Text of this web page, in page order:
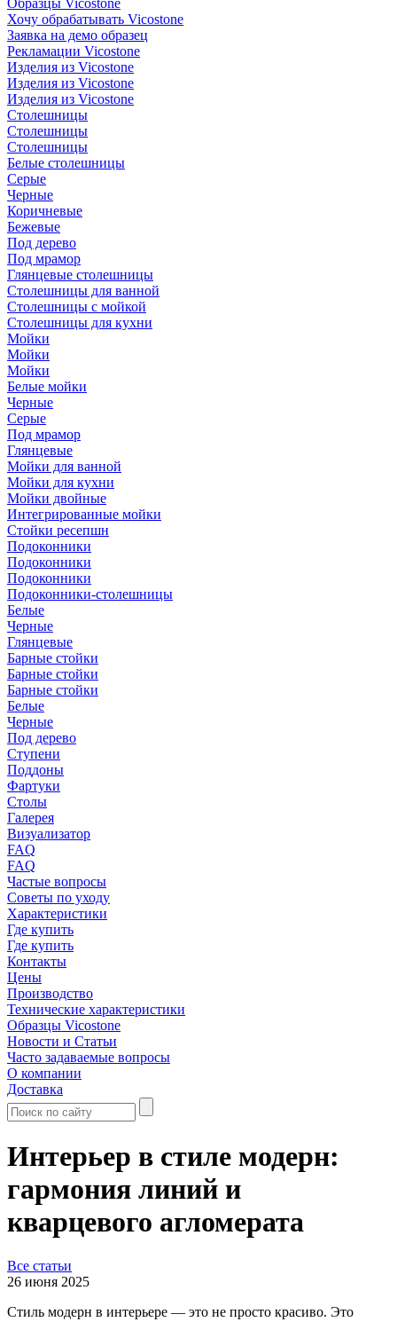
Образцы Vicostone
Хочу обрабатывать Vicostone
Заявка на демо образец
Рекламации Vicostone
Изделия из Vicostone
Изделия из Vicostone
Изделия из Vicostone
Столешницы
Столешницы
Столешницы
Белые столешницы
Серые
Черные
Коричневые
Бежевые
Под дерево
Под мрамор
Глянцевые столешницы
Столешницы для ванной
Столешницы с мойкой
Столешницы для кухни
Мойки
Мойки
Мойки
Белые мойки
Черные
Серые
Под мрамор
Глянцевые
Мойки для ванной
Мойки для кухни
Мойки двойные
Интегрированные мойки
Стойки ресепшн
Подоконники
Подоконники
Подоконники
Подоконники-столешницы
Белые
Черные
Глянцевые
Барные стойки
Барные стойки
Барные стойки
Белые
Черные
Под дерево
Ступени
Поддоны
Фартуки
Столы
Галерея
Визуализатор
FAQ
FAQ
Частые вопросы
Советы по уходу
Характеристики
Где купить
Где купить
Контакты
Цены
Производство
Технические характеристики
Образцы Vicostone
Новости и Статьи
Часто задаваемые вопросы
О компании
Доставка
Интерьер в стиле модерн:
гармония линий и
кварцевого агломерата
Все статьи
26 июня 2025
Стиль модерн в интерьере — это не просто красиво. Это